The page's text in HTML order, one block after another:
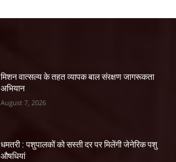
मिशन वात्सल्य के तहत व्यापक बाल संरक्षण जागरूकता
अभियान
August 7, 2026
धमतरी : पशुपालकों को सस्ती दर पर मिलेंगी जेनेरिक पशु
औषधियां